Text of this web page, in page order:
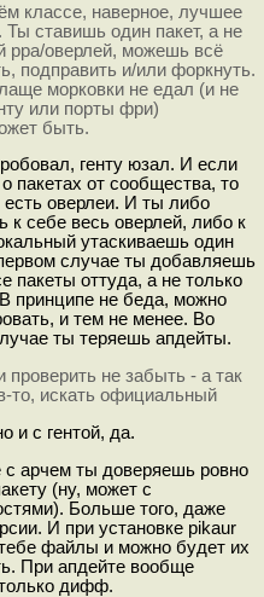
классе, наверное, лучшее
Ты ставишь один пакет, а не
ppa/оверлей, можешь всё
подправить и/или форкнуть.
морковки не едал (и не
или порты фри)
быть.
генту юзал. И если
о пакетах от сообщества, то
есть оверлеи. И ты либо
к себе весь оверлей, либо к
утаскиваешь один
случае ты добавляешь
пакеты оттуда, а не только
принципе не беда, можно
и тем не менее. Во
ты теряешь апдейты.
проверить не забыть - а так
то, искать официальный
и с гентой, да.
с арчем ты доверяешь ровно
(ну, может с
Больше того, даже
И при установке pikaur
файлы и можно будет их
При апдейте вообще
дифф.